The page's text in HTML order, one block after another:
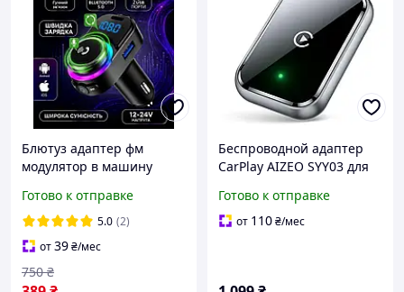
Блютуз адаптер фм
модулятор в машину
для авто автомобильный
трансмиттер передатчик
Готово к отправке
5.0 (2)
от39₴/мес
750 ₴
Беспроводной адаптер
CarPlay AIZEO SYY03 для
проводным CarPlay
iPhone iOS 10+ серый
Готово к отправке
от 110₴/мес